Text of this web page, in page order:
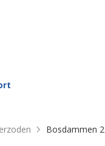
Bosdammen 2